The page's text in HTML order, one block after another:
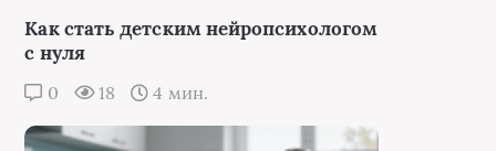
Как стать детским нейропсихологом
с нуля
0 18 4 мин.